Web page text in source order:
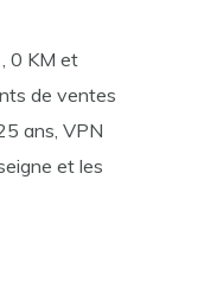
0 KM et
de ventes
ans, VPN
et les